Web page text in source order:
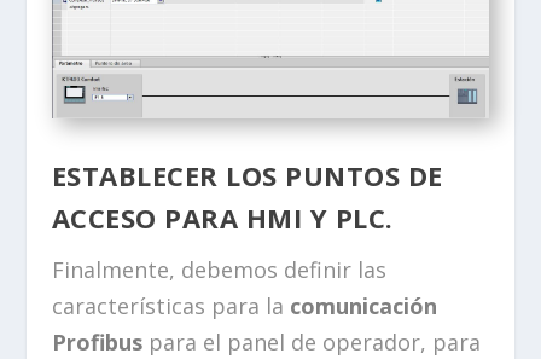
ESTABLECER LOS PUNTOS DE
ACCESO PARA HMI Y PLC.
Finalmente, debemos definir las
características para la comunicación
Profibuspara el panel de operador, para